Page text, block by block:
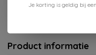
Verzenden 1-3
Product informatie
Je korting is geldig bij